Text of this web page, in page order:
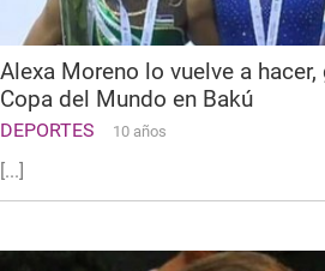
Alexa Moreno lo vuelve a
Copa del Mundo en Bakú
DEPORTES 10 años
[...]